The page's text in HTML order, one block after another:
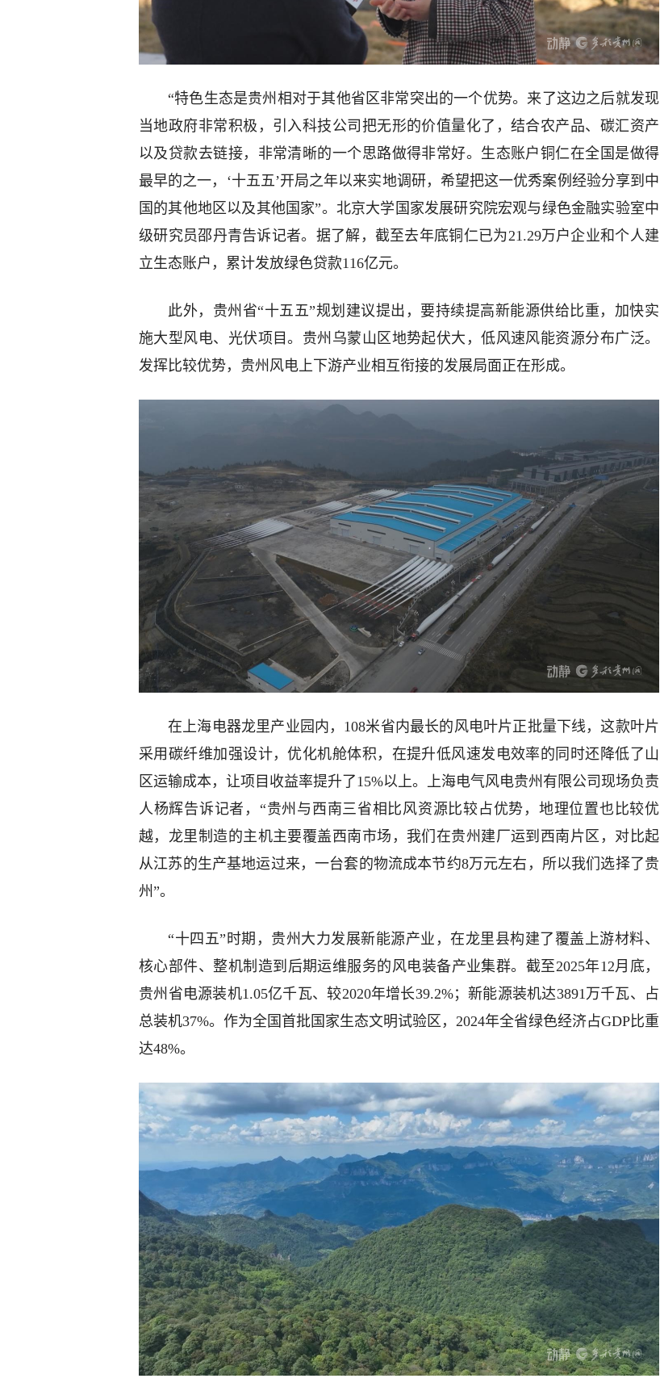
“特色生态是贵州相对于其他省区非常突出的一个优势。来了这边之后就发现
当地政府非常积极，引入科技公司把无形的价值量化了，结合农产品、碳汇资产
以及贷款去链接，非常清晰的一个思路做得非常好。生态账户铜仁在全国是做得
最早的之一，‘十五五’开局之年以来实地调研，希望把这一优秀案例经验分享到中
国的其他地区以及其他国家”。北京大学国家发展研究院宏观与绿色金融实验室中
级研究员邵丹青告诉记者。据了解，截至去年底铜仁已为21.29万户企业和个人建
立生态账户，累计发放绿色贷款116亿元。
此外，贵州省“十五五”规划建议提出，要持续提高新能源供给比重，加快实
施大型风电、光伏项目。贵州乌蒙山区地势起伏大，低风速风能资源分布广泛。
发挥比较优势，贵州风电上下游产业相互衔接的发展局面正在形成。
在上海电器龙里产业园内，108米省内最长的风电叶片正批量下线，这款叶片
采用碳纤维加强设计，优化机舱体积，在提升低风速发电效率的同时还降低了山
区运输成本，让项目收益率提升了15%以上。上海电气风电贵州有限公司现场负责
人杨辉告诉记者，“贵州与西南三省相比风资源比较占优势，地理位置也比较优
越，龙里制造的主机主要覆盖西南市场，我们在贵州建厂运到西南片区，对比起
从江苏的生产基地运过来，一台套的物流成本节约8万元左右，所以我们选择了贵
州”。
“十四五”时期，贵州大力发展新能源产业，在龙里县构建了覆盖上游材料、
核心部件、整机制造到后期运维服务的风电装备产业集群。截至2025年12月底，
贵州省电源装机1.05亿千瓦、较2020年增长39.2%；新能源装机达3891万千瓦、占
总装机37%。作为全国首批国家生态文明试验区，2024年全省绿色经济占GDP比重
达48%。